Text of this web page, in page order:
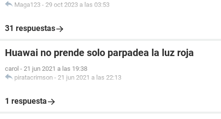
Maga123 - 29 oct 2023 a las 03:53
31 respuestas
Huawai no prende solo parpadea la luz roja
carol - 21 jun 2021 a las 19:38
piratacrimson - 21 jun 2021 a las 22:13
1 respuesta